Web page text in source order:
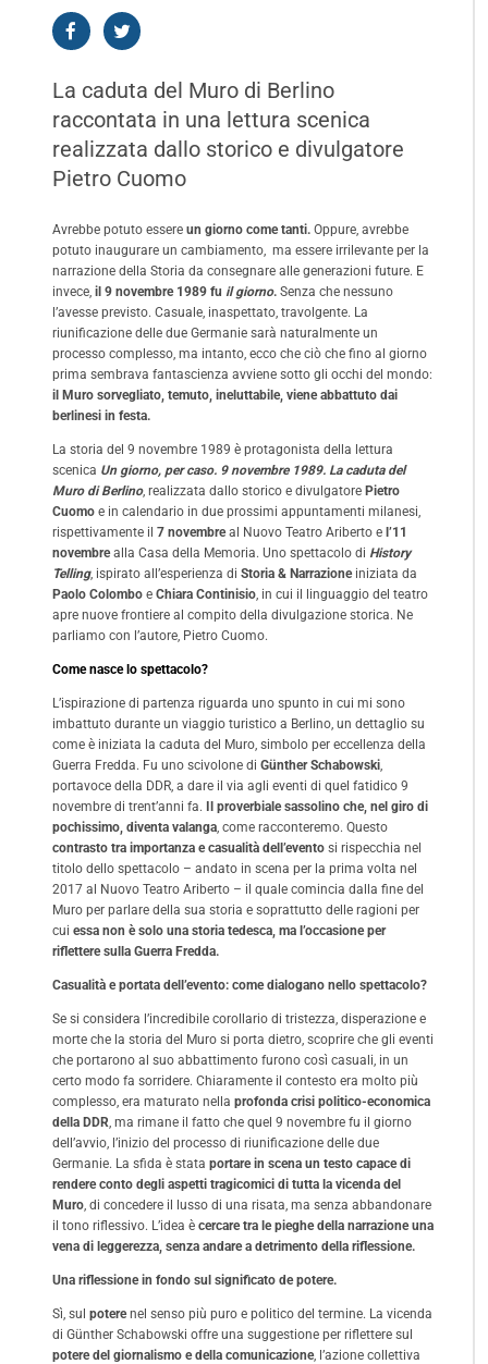
La caduta del Muro di Berlino
raccontata in una lettura scenica
realizzata dallo storico e divulgatore
Pietro Cuomo
Avrebbe potuto essere un giorno come tanti. Oppure, avrebbe
potuto inaugurare un cambiamento, ma essere irrilevante per la
narrazione della Storia da consegnare alle generazioni future. E
invece, il 9 novembre 1989 fu il giorno. Senza che nessuno
l’avesse previsto. Casuale, inaspettato, travolgente. La
riunificazione delle due Germanie sarà naturalmente un
processo complesso, ma intanto, ecco che ciò che fino al giorno
prima sembrava fantascienza avviene sotto gli occhi del mondo:
il Muro sorvegliato, temuto, ineluttabile, viene abbattuto dai
berlinesi in festa.
La storia del 9 novembre 1989 è protagonista della lettura
scenica Un giorno, per caso. 9 novembre 1989. La caduta del
Muro di Berlino, realizzata dallo storico e divulgatore Pietro
Cuomo e in calendario in due prossimi appuntamenti milanesi,
rispettivamente il 7 novembreal Nuovo Teatro Ariberto e l’11
novembrealla Casa della Memoria. Uno spettacolo di History
Telling, ispirato all’esperienza di Storia & Narrazioneiniziata da
Paolo Colombo e Chiara Continisio, in cui il linguaggio del teatro
apre nuove frontiere al compito della divulgazione storica. Ne
parliamo con l’autore, Pietro Cuomo.
Come nasce lo spettacolo?
L’ispirazione di partenza riguarda uno spunto in cui mi sono
imbattuto durante un viaggio turistico a Berlino, un dettaglio su
come è iniziata la caduta del Muro, simbolo per eccellenza della
Guerra Fredda. Fu uno scivolone di Günther Schabowski,
portavoce della DDR, a dare il via agli eventi di quel fatidico 9
novembre di trent’anni fa. Il proverbiale sassolino che, nel giro di
pochissimo, diventa valanga, come racconteremo. Questo
contrasto tra importanza e casualità dell’evento si rispecchia nel
titolo dello spettacolo – andato in scena per la prima volta nel
2017 al Nuovo Teatro Ariberto – il quale comincia dalla fine del
Muro per parlare della sua storia e soprattutto delle ragioni per
cui essa non è solo una storia tedesca, ma l’occasione per
rifletteresulla Guerra Fredda.
Casualità e portata dell’evento: come dialogano nello spettacolo?
Se si considera l’incredibile corollario di tristezza, disperazione e
morte che la storia del Muro si porta dietro, scoprire che gli eventi
che portarono al suo abbattimento furono così casuali, in un
certo modo fa sorridere. Chiaramente il contesto era molto più
complesso, era maturato nella profonda crisi politico-economica
della DDR, ma rimane il fatto che quel 9 novembre fu il giorno
dell’avvio, l’inizio del processo di riunificazione delle due
Germanie. La sfida è stata portare in scena un testo capace di
rendere conto degli aspetti tragicomici di tutta la vicenda del
Muro, di concedere il lusso di una risata, ma senza abbandonare
il tono riflessivo. L’idea è cercare tra le pieghe della narrazione una
vena di leggerezza, senza andare a detrimento della riflessione.
Una riflessione in fondo sul significato de potere.
Sì, sul poterenel senso più puro e politico del termine. La vicenda
di Günther Schabowski offre una suggestione per riflettere sul
potere del giornalismo e della comunicazione, l’azione collettiva